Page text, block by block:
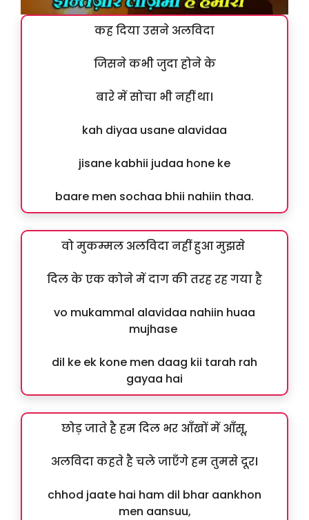
कह दिया उसने अलविदा
जिसने कभी जुदा होने के
बारे में सोचा भी नहीं था।
kah diyaa usane alavidaa
jisane kabhii judaa hone ke
baare men sochaa bhii nahiin thaa.
वो मुकम्मल अलविदा नहीं हुआ मुझसे
दिल के एक कोने में दाग की तरह रह गया है
vo mukammal alavidaa nahiin huaa
mujhase
dil ke ek kone men daag kii tarah rah
gayaa hai
छोड़ जाते है हम दिल भर आँखों में आँसू,
अलविदा कहते है चले जाएँगे हम तुमसे दूर।
chhod jaate hai ham dil bhar aankhon
men aansuu,